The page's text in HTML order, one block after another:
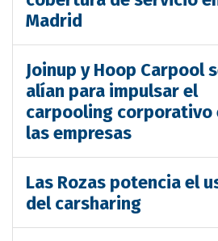
Madrid
Joinup y Hoop Carpool
alían para impulsar el
carpooling corporativo
las empresas
Las Rozas potencia el
del carsharing